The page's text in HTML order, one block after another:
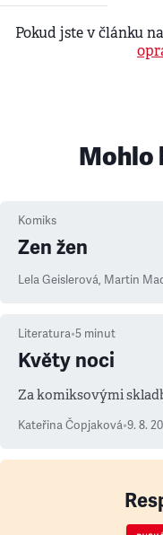
Pokud jste v článku
Mohlo
Komiks
Zen žen
Lela Geislerová, Martin
Literatura•5 minut
Květy noci
Za komiksovými
Kateřina Čopjaková•9. 8.